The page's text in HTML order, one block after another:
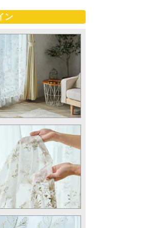
ン